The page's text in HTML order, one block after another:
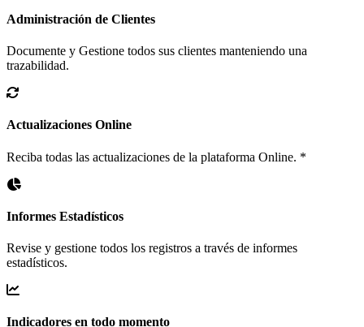
Administración de Clientes
Documente y Gestione todos sus clientes manteniendo una
trazabilidad.
Actualizaciones Online
Reciba todas las actualizaciones de la plataforma Online. *
Informes Estadísticos
Revise y gestione todos los registros a través de informes
estadísticos.
Indicadores en todo momento